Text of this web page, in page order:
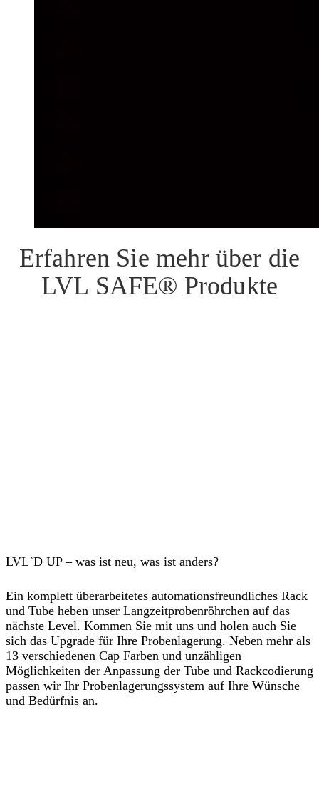
Erfahren Sie mehr über die
LVL SAFE® Produkte
LVL`D UP – was ist neu, was ist anders?
Ein komplett überarbeitetes automationsfreundliches Rack
und Tube heben unser Langzeitprobenröhrchen auf das
nächste Level. Kommen Sie mit uns und holen auch Sie
sich das Upgrade für Ihre Probenlagerung. Neben mehr als
13 verschiedenen Cap Farben und unzähligen
Möglichkeiten der Anpassung der Tube und Rackcodierung
passen wir Ihr Probenlagerungssystem auf Ihre Wünsche
und Bedürfnis an.